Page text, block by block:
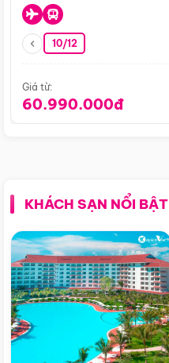
10/12
Giá từ:
60.990.000đ
KHÁCH SẠN NỔI BẬT